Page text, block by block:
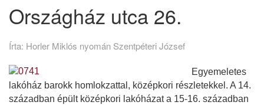
Országház utca 26.
Írta: Horler Miklós nyomán Szentpéteri József
Egyemeletes
lakóház barokk homlokzattal, középkori részletekkel. A 14.
században épült középkori lakóházat a 15-16. században